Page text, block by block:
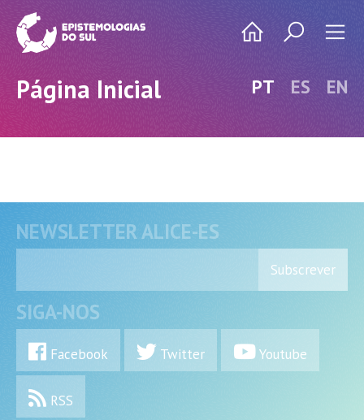
PT ES EN
Página Inicial
NEWSLETTER ALICE-ES
Subscrever
SIGA-NOS
Facebook Twitter Youtube
RSS